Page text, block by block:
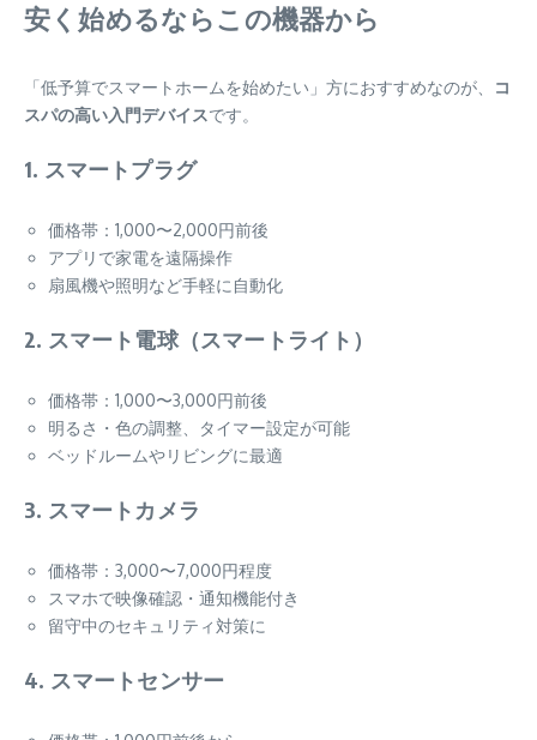
安く始めるならこの機器から
「低予算でスマートホームを始めたい」方におすすめなのが、
コ
スパの高い入門デバイスです。
1. スマートプラグ
価格帯：1,000〜2,000円前後
アプリで家電を遠隔操作
扇風機や照明など手軽に自動化
2. スマート電球（スマートライト）
価格帯：1,000〜3,000円前後
明るさ・色の調整、タイマー設定が可能
ベッドルームやリビングに最適
3. スマートカメラ
価格帯：3,000〜7,000円程度
スマホで映像確認・通知機能付き
留守中のセキュリティ対策に
4. スマートセンサー